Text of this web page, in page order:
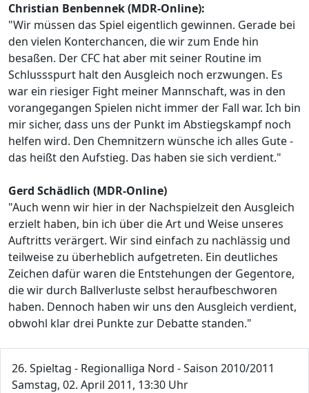
Christian Benbennek (MDR-Online):
"Wir müssen das Spiel eigentlich gewinnen. Gerade bei
den vielen Konterchancen, die wir zum Ende hin
besaßen. Der CFC hat aber mit seiner Routine im
Schlussspurt halt den Ausgleich noch erzwungen. Es
war ein riesiger Fight meiner Mannschaft, was in den
vorangegangen Spielen nicht immer der Fall war. Ich bin
mir sicher, dass uns der Punkt im Abstiegskampf noch
helfen wird. Den Chemnitzern wünsche ich alles Gute -
das heißt den Aufstieg. Das haben sie sich verdient."
Gerd Schädlich (MDR-Online)
"Auch wenn wir hier in der Nachspielzeit den Ausgleich
erzielt haben, bin ich über die Art und Weise unseres
Auftritts verärgert. Wir sind einfach zu nachlässig und
teilweise zu überheblich aufgetreten. Ein deutliches
Zeichen dafür waren die Entstehungen der Gegentore,
die wir durch Ballverluste selbst heraufbeschworen
haben. Dennoch haben wir uns den Ausgleich verdient,
obwohl klar drei Punkte zur Debatte standen."
26. Spieltag - Regionalliga Nord - Saison 2010/2011
Samstag, 02. April 2011, 13:30 Uhr